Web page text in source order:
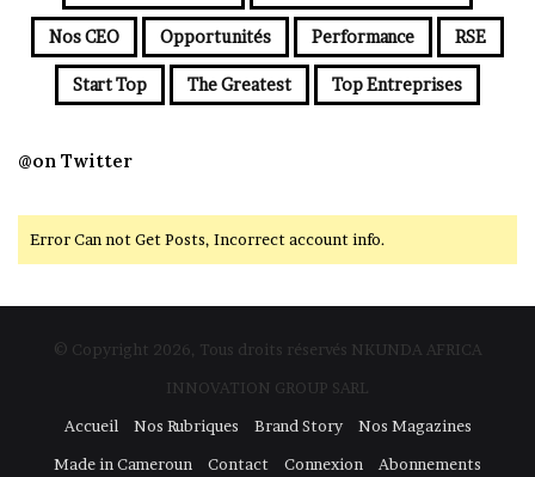
Nos CEO Opportunités Performance RSE
Start Top The Greatest Top Entreprises
@on Twitter
Error Can not Get Posts, Incorrect account info.
© Copyright 2026, Tous droits réservés NKUNDA AFRICA
INNOVATION GROUP SARL
Accueil
Nos Rubriques Brand Story
Nos Magazines
Made in Cameroun
Contact Connexion Abonnements